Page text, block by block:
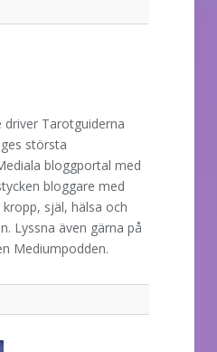
driver Tarotguiderna
största
bloggportal med
bloggare med
själ, hälsa och
Lyssna även gärna på
Mediumpodden.